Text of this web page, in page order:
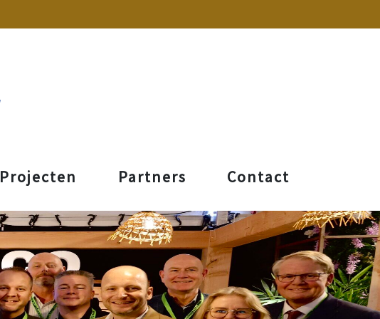
Projecten Partners Contact